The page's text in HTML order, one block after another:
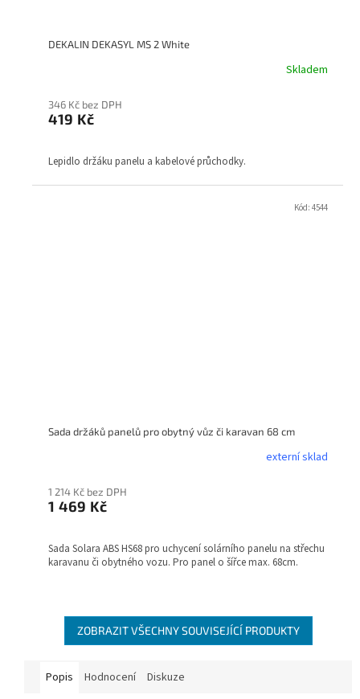
DEKALIN DEKASYL MS 2 White
Skladem
346 Kč bez DPH
419 Kč
Lepidlo držáku panelu a kabelové průchodky.
Sada držáků panelů pro obytný vůz či karavan 68 cm
externí sklad
1 214 Kč bez DPH
1 469 Kč
Sada Solara ABS HS68 pro uchycení solárního panelu na střechu
karavanu či obytného vozu. Pro panel o šířce max. 68cm.
Kód: 4544
ZOBRAZIT VŠECHNY SOUVISEJÍCÍ PRODUKTY
Popis Hodnocení Diskuze